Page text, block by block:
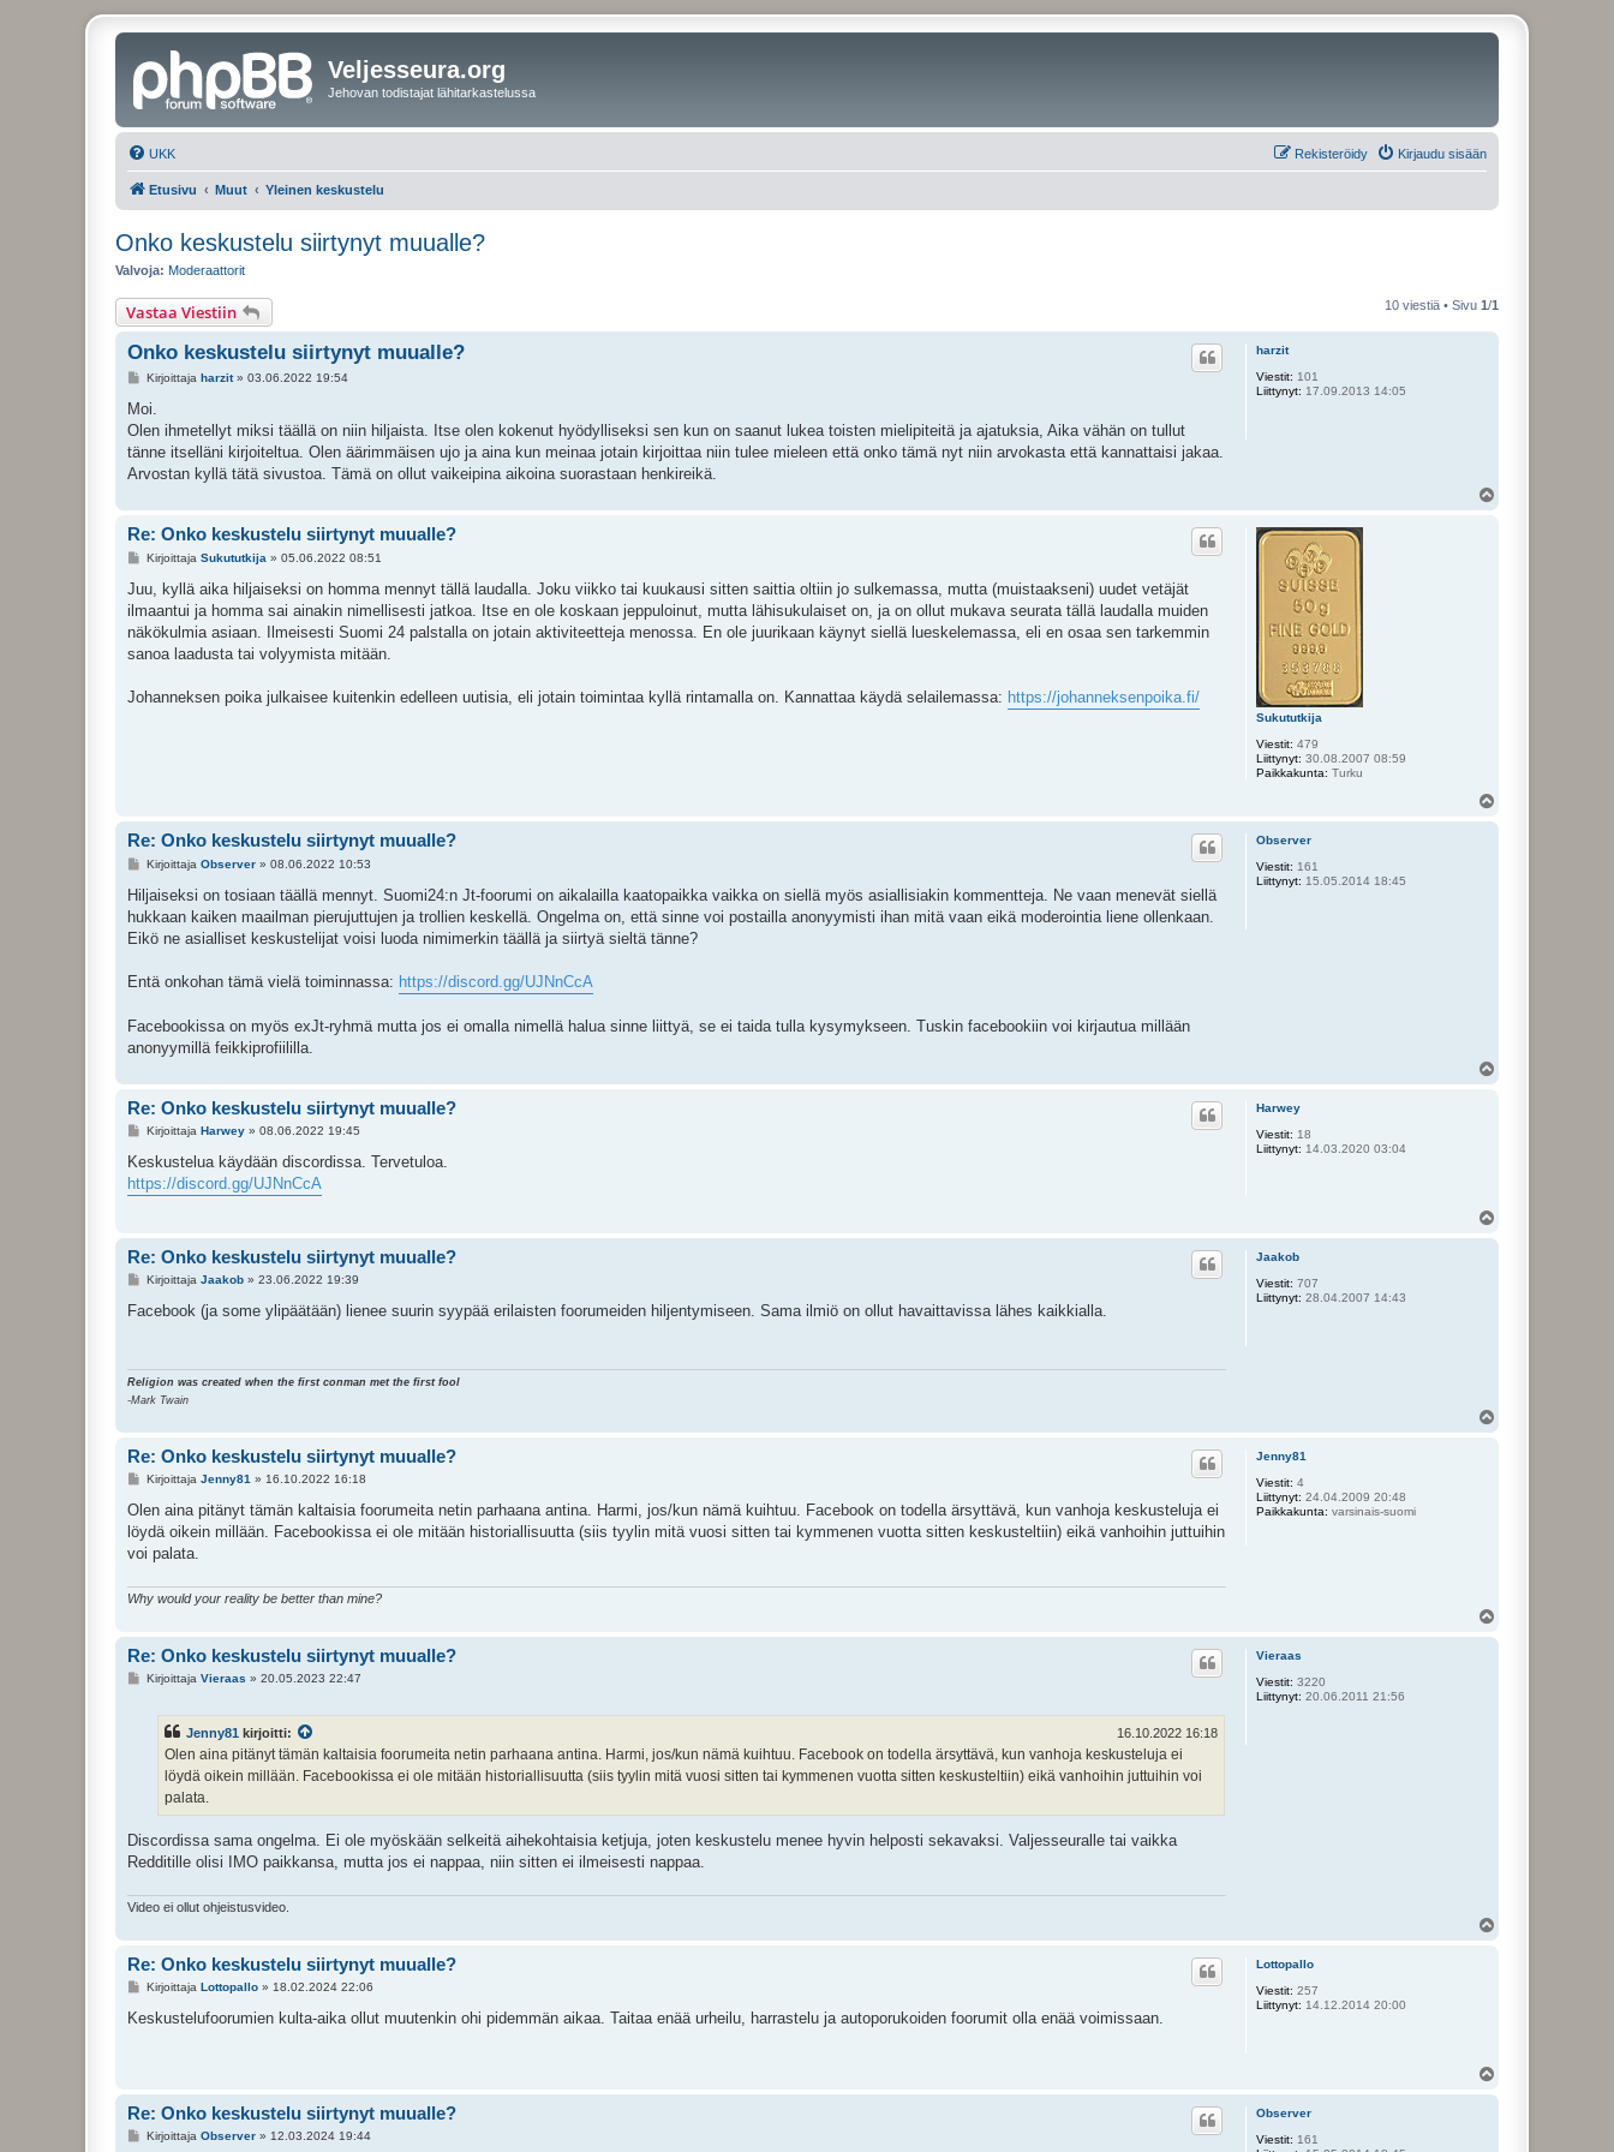
Veljesseura.org
Jehovan todistajat lähitarkastelussa
UKK Kirjaudu sisään
Rekisteröidy
Etusivu Muut Yleinen keskustelu
Onko keskustelu siirtynyt muualle?
Valvoja: Moderaattorit
Vastaa Viestiin 10 viestiä • Sivu 1/1
harzit
Viestit: 101
Liittynyt: 17.09.2013 14:05
Onko keskustelu siirtynyt muualle?
V
e
t
i
Kirjoittaja harzit» 03.06.2022 19:54
Moi.
Olen ihmetellyt miksi täällä on niin hiljaista. Itse olen kokenut hyödylliseksi sen kun on saanut lukea toisten mielipiteitä ja ajatuksia, Aika vähän on tullut
tänne itselläni kirjoiteltua. Olen äärimmäisen ujo ja aina kun meinaa jotain kirjoittaa niin tulee mieleen että onko tämä nyt niin arvokasta että kannattaisi jakaa.
Arvostan kyllä tätä sivustoa. Tämä on ollut vaikeipina aikoina suorastaan henkireikä.
Sukututkija
Viestit: 479
Liittynyt: 30.08.2007 08:59
Paikkakunta: Turku
Re: Onko keskustelu siirtynyt muualle?
V
e
t
i
Kirjoittaja Sukututkija » 05.06.2022 08:51
Juu, kyllä aika hiljaiseksi on homma mennyt tällä laudalla. Joku viikko tai kuukausi sitten saittia oltiin jo sulkemassa, mutta (muistaakseni) uudet vetäjät
ilmaantui ja homma sai ainakin nimellisesti jatkoa. Itse en ole koskaan jeppuloinut, mutta lähisukulaiset on, ja on ollut mukava seurata tällä laudalla muiden
näkökulmia asiaan. Ilmeisesti Suomi 24 palstalla on jotain aktiviteetteja menossa. En ole juurikaan käynyt siellä lueskelemassa, eli en osaa sen tarkemmin
sanoa laadusta tai volyymista mitään.
Johanneksen poika julkaisee kuitenkin edelleen uutisia, eli jotain toimintaa kyllä rintamalla on. Kannattaa käydä selailemassa: https://johanneksenpoika.fi/
Observer
Viestit: 161
Liittynyt: 15.05.2014 18:45
Re: Onko keskustelu siirtynyt muualle?
V
e
s
t
i
Kirjoittaja Observer» 08.06.2022 10:53
Hiljaiseksi on tosiaan täällä mennyt. Suomi24:n Jt-foorumi on aikalailla kaatopaikka vaikka on siellä myös asiallisiakin kommentteja. Ne vaan menevät siellä
hukkaan kaiken maailman pierujuttujen ja trollien keskellä. Ongelma on, että sinne voi postailla anonyymisti ihan mitä vaan eikä moderointia liene ollenkaan.
Eikö ne asialliset keskustelijat voisi luoda nimimerkin täällä ja siirtyä sieltä tänne?
Entä onkohan tämä vielä toiminnassa: https://discord.gg/UJNnCcA
Facebookissa on myös exJt-ryhmä mutta jos ei omalla nimellä halua sinne liittyä, se ei taida tulla kysymykseen. Tuskin facebookiin voi kirjautua millään
anonyymillä feikkiprofiililla.
Harwey
Viestit: 18
Liittynyt: 14.03.2020 03:04
Re: Onko keskustelu siirtynyt muualle?
V
e
t
Kirjoittaja Harwey» 08.06.2022 19:45
Keskustelua käydään discordissa. Tervetuloa.
https://discord.gg/UJNnCcA
Jaakob
Viestit: 707
Liittynyt: 28.04.2007 14:43
Re: Onko keskustelu siirtynyt muualle?
V
e
Kirjoittaja Jaakob» 23.06.2022 19:39
Facebook (ja some ylipäätään) lienee suurin syypää erilaisten foorumeiden hiljentymiseen. Sama ilmiö on ollut havaittavissa lähes kaikkialla.
Religion was created when the first conman met the first fool
-Mark Twain
Jenny81
Viestit: 4
Liittynyt: 24.04.2009 20:48
Paikkakunta: varsinais-suomi
Re: Onko keskustelu siirtynyt muualle?
V
e
t
i
Kirjoittaja Jenny81» 16.10.2022 16:18
Olen aina pitänyt tämän kaltaisia foorumeita netin parhaana antina. Harmi, jos/kun nämä kuihtuu. Facebook on todella ärsyttävä, kun vanhoja keskusteluja ei
löydä oikein millään. Facebookissa ei ole mitään historiallisuutta (siis tyylin mitä vuosi sitten tai kymmenen vuotta sitten keskusteltiin) eikä vanhoihin juttuihin
voi palata.
Why would your reality be better than mine?
Vieraas
Viestit: 3220
Liittynyt: 20.06.2011 21:56
Re: Onko keskustelu siirtynyt muualle?
VKirjoittaja Vieraas » 20.05.2023 22:47
Jenny81 kirjoitti: 16.10.2022 16:18
Olen aina pitänyt tämän kaltaisia foorumeita netin parhaana antina. Harmi, jos/kun nämä kuihtuu. Facebook on todella ärsyttävä, kun vanhoja keskusteluja ei
löydä oikein millään. Facebookissa ei ole mitään historiallisuutta (siis tyylin mitä vuosi sitten tai kymmenen vuotta sitten keskusteltiin) eikä vanhoihin juttuihin voi
palata.
Discordissa sama ongelma. Ei ole myöskään selkeitä aihekohtaisia ketjuja, joten keskustelu menee hyvin helposti sekavaksi. Valjesseuralle tai vaikka
Redditille olisi IMO paikkansa, mutta jos ei nappaa, niin sitten ei ilmeisesti nappaa.
Video ei ollut ohjeistusvideo.
Lottopallo
Viestit: 257
Liittynyt: 14.12.2014 20:00
Re: Onko keskustelu siirtynyt muualle?
V
e
Kirjoittaja Lottopallo» 18.02.2024 22:06
Keskustelufoorumien kulta-aika ollut muutenkin ohi pidemmän aikaa. Taitaa enää urheilu, harrastelu ja autoporukoiden foorumit olla enää voimissaan.
Observer
Viestit: 161
Re: Onko keskustelu siirtynyt muualle?
VKirjoittaja Observer» 12.03.2024 19:44